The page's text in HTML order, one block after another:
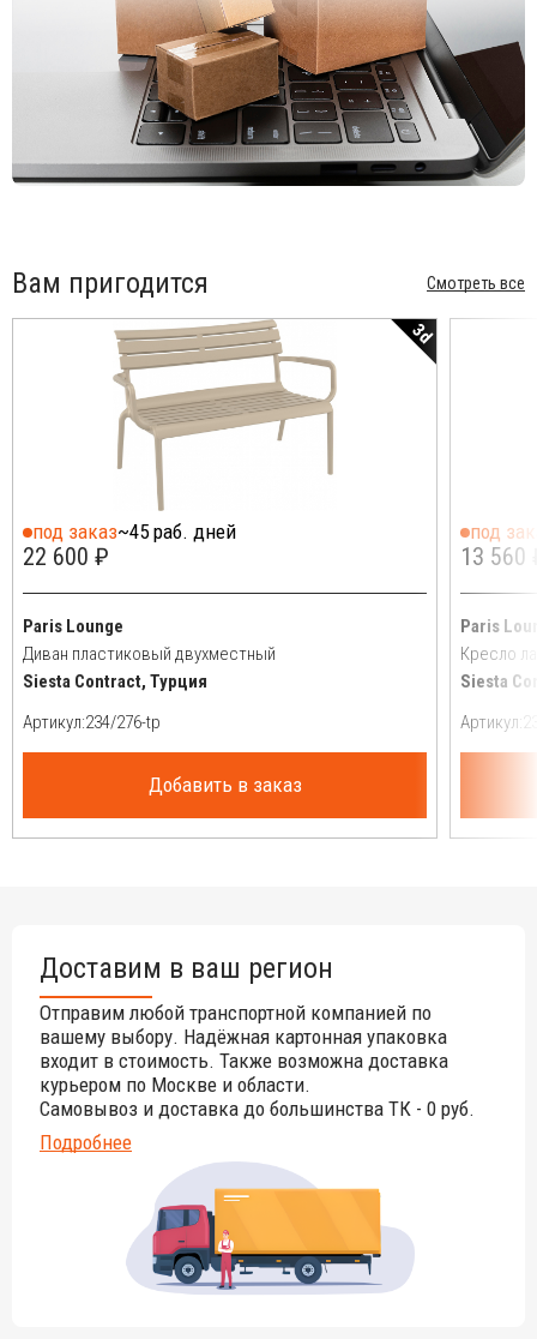
Вам пригодится Смотреть все
3d
под заказ~45 раб. дней
22 600 ₽
Paris Lounge
Диван пластиковый двухместный
Siesta Contract, Турция
Артикул:
Добавить в заказ
под
13 560
Paris
Кресло
Siesta
Артикул:
Доставим в ваш регион
Отправим любой транспортной компанией по
вашему выбору. Надёжная картонная упаковка
входит в стоимость. Также возможна доставка
курьером по Москве и области.
Самовывоз и доставка до большинства ТК - 0 руб.
Подробнее